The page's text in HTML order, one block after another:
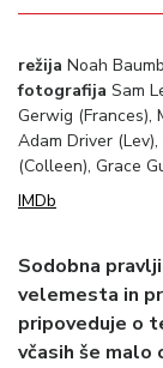
režija Noah
fotografija Sam
Gerwig (Frances),
Adam Driver
(Colleen), Grace
IMDb
Sodobna
velemesta in
pripoveduje o
včasih še malo